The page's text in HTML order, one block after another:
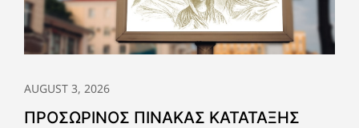
AUGUST 3, 2026
ΠΡΟΣΩΡΙΝΟΣ ΠΙΝΑΚΑΣ ΚΑΤΑΤΑΞΗΣ